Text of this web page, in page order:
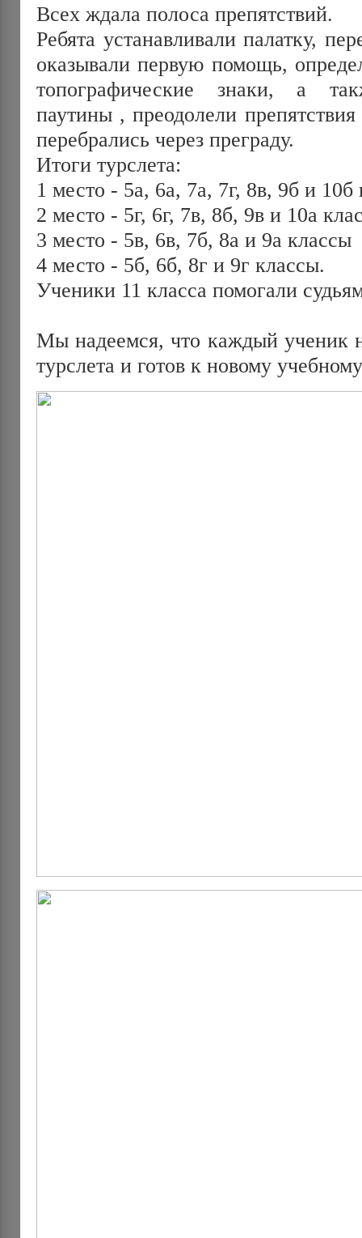
Всех ждала полоса препятствий.
Ребята устанавливали палатку,
оказывали первую помощь,
топографические знаки, а
паутины , преодолели
перебрались через преграду.
Итоги турслета:
1 место - 5а, 6а, 7а, 7г, 8в, 9б и 10б
2 место - 5г, 6г, 7в, 8б, 9в и 10а
3 место - 5в, 6в, 7б, 8а и 9а классы
4 место - 5б, 6б, 8г и 9г классы.
Ученики 11 класса помогали
Мы надеемся, что каждый ученик
турслета и готов к новому